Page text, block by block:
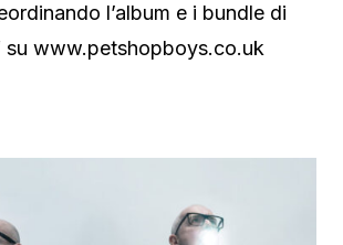
l’album e i bundle di
su www.petshopboys.co.uk